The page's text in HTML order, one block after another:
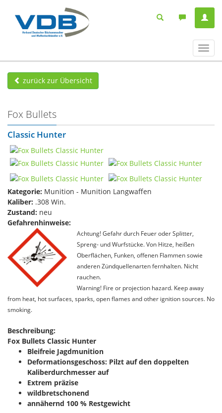
ein-/
zurück zur Übersicht
Fox Bullets
Classic Hunter
Kategorie: Munition - Munition Langwaffen
Kaliber: .308 Win.
Zustand: neu
Gefahrenhinweise:
Achtung! Gefahr durch Feuer oder Splitter,
Spreng- und Wurfstücke. Von Hitze, heißen
Oberflächen, Funken, offenen Flammen sowie
anderen Zündquellenarten fernhalten. Nicht
rauchen.
Warning! Fire or projection hazard. Keep away
from heat, hot surfaces, sparks, open flames and other ignition sources. No
smoking.
Beschreibung:
Fox Bullets Classic Hunter
Bleifreie Jagdmunition
Deformationsgeschoss: Pilzt auf den doppelten
Kaliberdurchmesser auf
Extrem präzise
wildbretschonend
annähernd 100 % Restgewicht